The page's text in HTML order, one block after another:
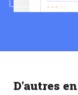
D'autres